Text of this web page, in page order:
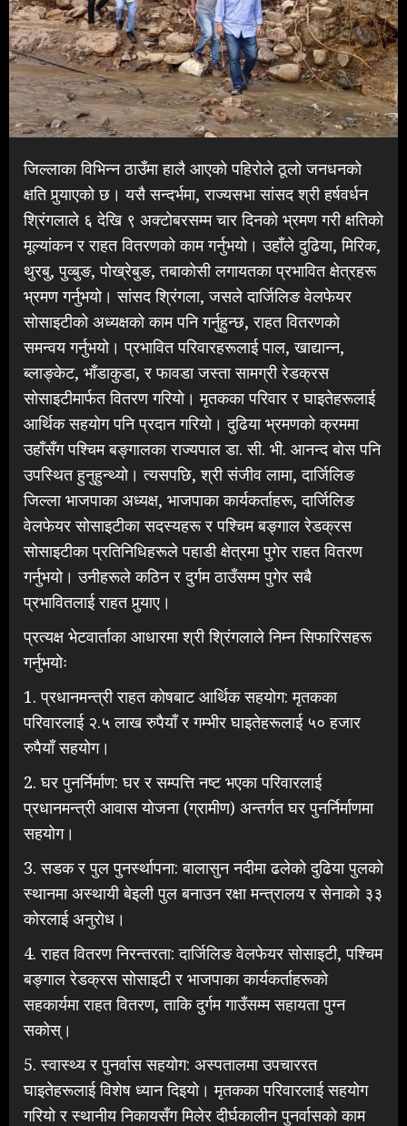
जिल्लाका विभिन्न ठाउँमा हालै आएको पहिरोले ठूलो जनधनको
क्षति पुर्‍याएको छ। यसै सन्दर्भमा, राज्यसभा सांसद श्री हर्षवर्धन
श्रिंगलाले ६ देखि ९ अक्टोबरसम्म चार दिनको भ्रमण गरी क्षतिको
मूल्यांकन र राहत वितरणको काम गर्नुभयो। उहाँले दुढिया, मिरिक,
थुरबु, पुव्बुङ, पोख्रेबुङ, तबाकोसी लगायतका प्रभावित क्षेत्रहरू
भ्रमण गर्नुभयो। सांसद श्रिंगला, जसले दार्जिलिङ वेलफेयर
सोसाइटीको अध्यक्षको काम पनि गर्नुहुन्छ, राहत वितरणको
समन्वय गर्नुभयो। प्रभावित परिवारहरूलाई पाल, खाद्यान्न,
ब्लाङ्केट, भाँडाकुडा, र फावडा जस्ता सामग्री रेडक्रस
सोसाइटीमार्फत वितरण गरियो। मृतकका परिवार र घाइतेहरूलाई
आर्थिक सहयोग पनि प्रदान गरियो। दुढिया भ्रमणको क्रममा
उहाँसँग पश्चिम बङ्गालका राज्यपाल डा. सी. भी. आनन्द बोस पनि
उपस्थित हुनुहुन्थ्यो। त्यसपछि, श्री संजीव लामा, दार्जिलिङ
जिल्ला भाजपाका अध्यक्ष, भाजपाका कार्यकर्ताहरू, दार्जिलिङ
वेलफेयर सोसाइटीका सदस्यहरू र पश्चिम बङ्गाल रेडक्रस
सोसाइटीका प्रतिनिधिहरूले पहाडी क्षेत्रमा पुगेर राहत वितरण
गर्नुभयो। उनीहरूले कठिन र दुर्गम ठाउँसम्म पुगेर सबै
प्रभावितलाई राहत पुर्‍याए।
प्रत्यक्ष भेटवार्ताका आधारमा श्री श्रिंगलाले निम्न सिफारिसहरू
गर्नुभयोः
1. प्रधानमन्त्री राहत कोषबाट आर्थिक सहयोग: मृतकका
परिवारलाई २.५ लाख रुपैयाँ र गम्भीर घाइतेहरूलाई ५० हजार
रुपैयाँ सहयोग।
2. घर पुनर्निर्माण: घर र सम्पत्ति नष्ट भएका परिवारलाई
प्रधानमन्त्री आवास योजना (ग्रामीण) अन्तर्गत घर पुनर्निर्माणमा
सहयोग।
3. सडक र पुल पुनर्स्थापना: बालासुन नदीमा ढलेको दुढिया पुलको
स्थानमा अस्थायी बेइली पुल बनाउन रक्षा मन्त्रालय र सेनाको ३३
कोरलाई अनुरोध।
4. राहत वितरण निरन्तरता: दार्जिलिङ वेलफेयर सोसाइटी, पश्चिम
बङ्गाल रेडक्रस सोसाइटी र भाजपाका कार्यकर्ताहरूको
सहकार्यमा राहत वितरण, ताकि दुर्गम गाउँसम्म सहायता पुग्न
सकोस्।
5. स्वास्थ्य र पुनर्वास सहयोग: अस्पतालमा उपचाररत
घाइतेहरूलाई विशेष ध्यान दिइयो। मृतकका परिवारलाई सहयोग
गरियो र स्थानीय निकायसँग मिलेर दीर्घकालीन पुनर्वासको काम